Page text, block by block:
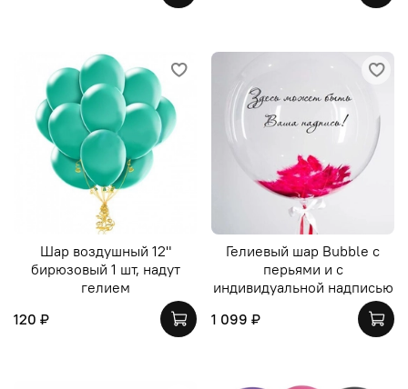
Шар воздушный 12"
бирюзовый 1 шт, надут
гелием
120 ₽
Гелиевый шар Bubble с
перьями и с
индивидуальной надписью
1 099 ₽